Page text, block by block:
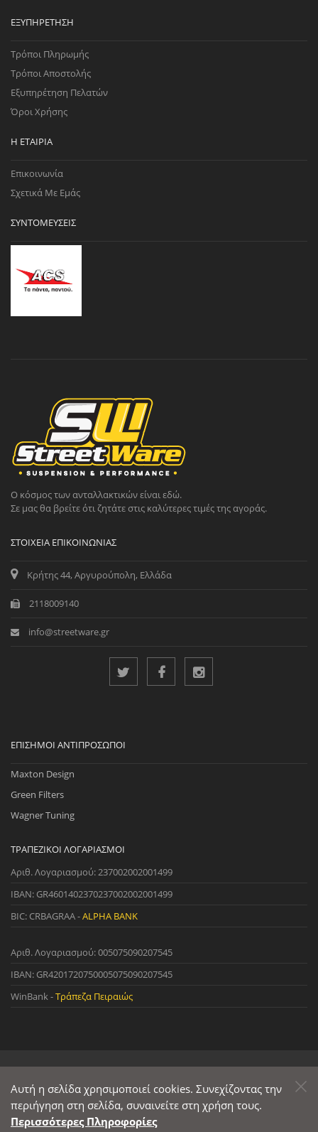
ΕΞΥΠΗΡΈΤΗΣΗ
Τρόποι Πληρωμής
Τρόποι Αποστολής
Εξυπηρέτηση Πελατών
Όροι Χρήσης
Η ΕΤΑΙΡΊΑ
Επικοινωνία
Σχετικά Με Εμάς
ΣΥΝΤΟΜΕΎΣΕΙΣ
Ο κόσμος των ανταλλακτικών είναι εδώ.
Σε μας θα βρείτε ότι ζητάτε στις καλύτερες τιμές της αγοράς.
ΣΤΟΙΧΕΊΑ ΕΠΙΚΟΙΝΩΝΊΑΣ
Κρήτης 44, Αργυρούπολη, Ελλάδα
2118009140
info@streetware.gr
ΕΠΊΣΗΜΟΙ ΑΝΤΙΠΡΌΣΩΠΟΙ
Maxton Design
Green Filters
Wagner Tuning
ΤΡΑΠΕΖΙΚΟΊ ΛΟΓΑΡΙΑΣΜΟΊ
Αριθ. Λογαριασμού: 237002002001499
IBAN: GR4601402370237002002001499
BIC: CRBAGRAA -ALPHA BANK
Αριθ. Λογαριασμού: 005075090207545
IBAN: GR4201720750005075090207545
WinBank -Τράπεζα Πειραιώς
© 2022 StreetWare. All Rights Reserved. | Designed and Developedby
Primesoft&CodeCave
Αυτή η σελίδα χρησιμοποιεί cookies. Συνεχίζοντας την
περιήγηση στη σελίδα, συναινείτε στη χρήση τους.
Περισσότερες Πληροφορίες